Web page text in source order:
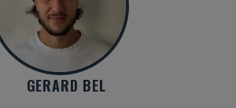
GERARD BEL